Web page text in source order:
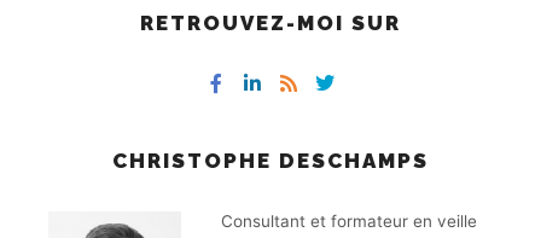
RETROUVEZ-MOI SUR
CHRISTOPHE DESCHAMPS
Consultant et formateur en veille